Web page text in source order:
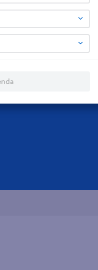
,Pantallas,Antigripales,
Xiaomi,Celulares Honor.
de Crédito